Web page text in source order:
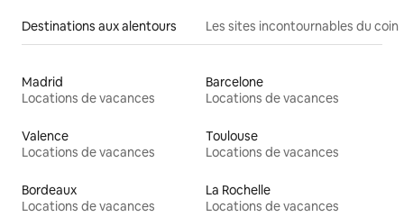
Destinations aux alentours Les sites incontournables du coin
Madrid
Locations de vacances
Barcelone
Locations de vacances
Valence
Locations de vacances
Toulouse
Locations de vacances
Bordeaux
Locations de vacances
La Rochelle
Locations de vacances